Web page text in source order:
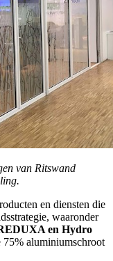
van Ritswand
en diensten die
waaronder
en Hydro
75% aluminiumschroot